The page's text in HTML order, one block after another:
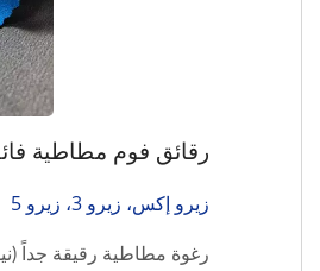
رقائق فوم مطاطية
زيرو إكس، زيرو 3، زيرو 5
رغوة مطاطية رقيقة جداً